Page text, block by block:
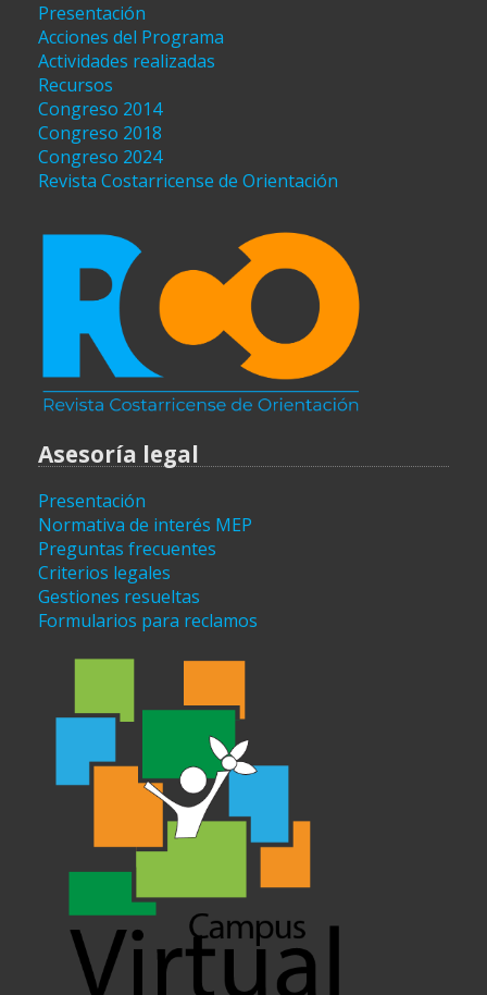
Presentación
Acciones del Programa
Actividades realizadas
Recursos
Congreso 2014
Congreso 2018
Congreso 2024
Revista Costarricense de Orientación
Asesoría legal
Presentación
Normativa de interés MEP
Preguntas frecuentes
Criterios legales
Gestiones resueltas
Formularios para reclamos